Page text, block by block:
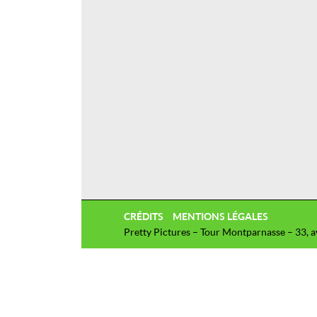
CRÉDITS
MENTIONS LÉGALES
Pretty Pictures – Tour Montparnasse – 33,